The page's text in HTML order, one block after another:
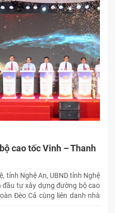
cao tốc Vinh – Thanh
tỉnh Nghệ An, UBND tỉnh Nghệ
tư xây dựng đường bộ cao
Đèo Cả cùng liên danh nhà